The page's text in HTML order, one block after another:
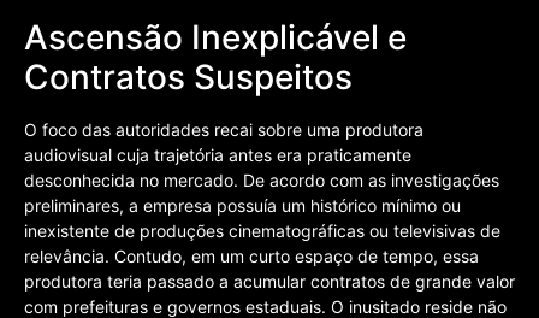
Ascensão Inexplicável e
Contratos Suspeitos
O foco das autoridades recai sobre uma produtora
audiovisual cuja trajetória antes era praticamente
desconhecida no mercado. De acordo com as investigações
preliminares, a empresa possuía um histórico mínimo ou
inexistente de produções cinematográficas ou televisivas de
relevância. Contudo, em um curto espaço de tempo, essa
produtora teria passado a acumular contratos de grande valor
com prefeituras e governos estaduais. O inusitado reside não